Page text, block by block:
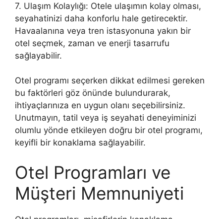
7. Ulaşım Kolaylığı: Otele ulaşımın kolay olması,
seyahatinizi daha konforlu hale getirecektir.
Havaalanına veya tren istasyonuna yakın bir
otel seçmek, zaman ve enerji tasarrufu
sağlayabilir.
Otel programı seçerken dikkat edilmesi gereken
bu faktörleri göz önünde bulundurarak,
ihtiyaçlarınıza en uygun olanı seçebilirsiniz.
Unutmayın, tatil veya iş seyahati deneyiminizi
olumlu yönde etkileyen doğru bir otel programı,
keyifli bir konaklama sağlayabilir.
Otel Programları ve
Müşteri Memnuniyeti